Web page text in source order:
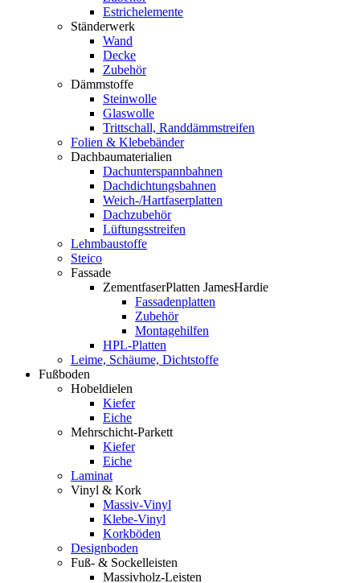
Estrichelemente
Ständerwerk
Wand
Decke
Zubehör
Dämmstoffe
Steinwolle
Glaswolle
Trittschall, Randdämmstreifen
Folien & Klebebänder
Dachbaumaterialien
Dachunterspannbahnen
Dachdichtungsbahnen
Weich-/Hartfaserplatten
Dachzubehör
Lüftungsstreifen
Lehmbaustoffe
Steico
Fassade
ZementfaserPlatten JamesHardie
Fassadenplatten
Zubehör
Montagehilfen
HPL-Platten
Leime, Schäume, Dichtstoffe
Fußboden
Hobeldielen
Kiefer
Eiche
Mehrschicht-Parkett
Kiefer
Eiche
Laminat
Vinyl & Kork
Massiv-Vinyl
Klebe-Vinyl
Korkböden
Designboden
Fuß- & Sockelleisten
Massivholz-Leisten